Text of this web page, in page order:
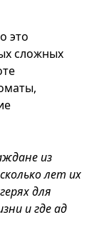
это
сложных
из
лет их
для
и где ад